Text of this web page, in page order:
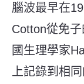
腦波最早在
Cotton從免
國生理學家
上記錄到相